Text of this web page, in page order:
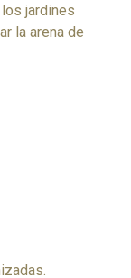
jardines
la arena de